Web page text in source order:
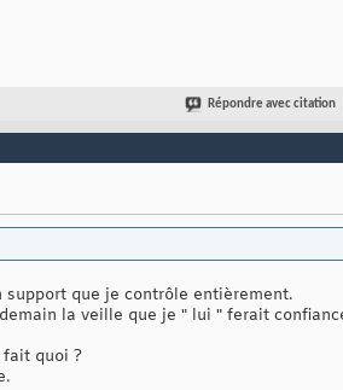
Répondre avec citation
que je contrôle entièrement.
la veille que je " lui " ferait
fait quoi ?